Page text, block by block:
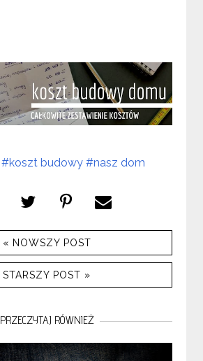
#koszt budowy #nasz dom
« NOWSZY POST
STARSZY POST »
PRZECZYTAJ RÓWNIEŻ